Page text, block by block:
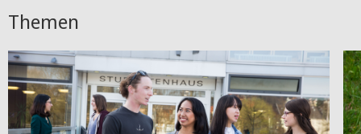
Themen